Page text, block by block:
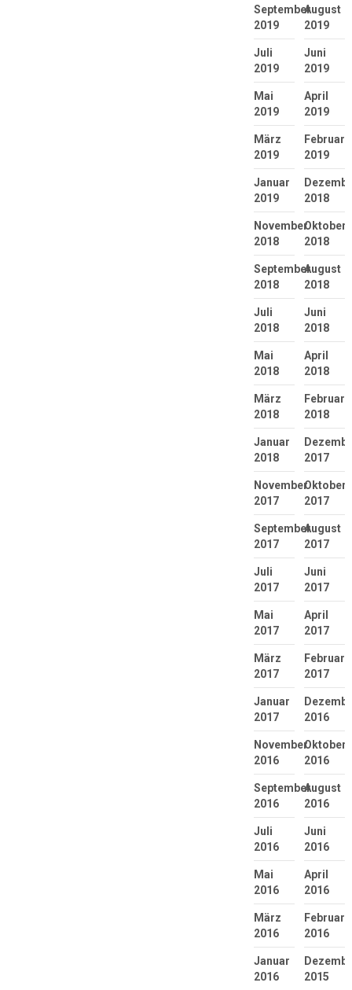
September
2019
August
2019
Juli
2019
Juni
2019
Mai
2019
April
2019
März
2019
Februar
2019
Januar
2019
2018
November
2018
Oktober
2018
September
2018
August
2018
Juli
2018
Juni
2018
Mai
2018
April
2018
März
2018
Februar
2018
Januar
2018
2017
November
2017
Oktober
2017
September
2017
August
2017
Juli
2017
Juni
2017
Mai
2017
April
2017
März
2017
Februar
2017
Januar
2017
2016
November
2016
Oktober
2016
September
2016
August
2016
Juli
2016
Juni
2016
Mai
2016
April
2016
März
2016
Februar
2016
Januar
2016
2015